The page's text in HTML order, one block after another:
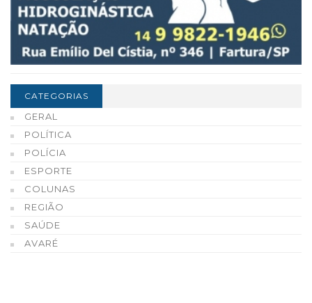
CATEGORIAS
GERAL
POLÍTICA
POLÍCIA
ESPORTE
COLUNAS
REGIÃO
SAÚDE
AVARÉ